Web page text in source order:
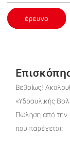
έρευνα
Βεβαίως!
«Υδραυλικής
Πώληση από την
που παρέχεται: